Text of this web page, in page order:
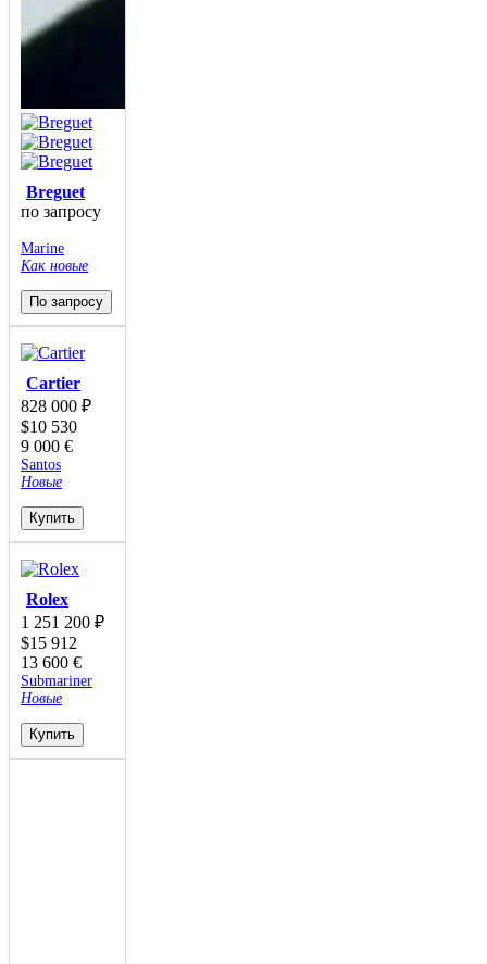
Breguet
по запросу
Marine
Как новые
По запросу
Cartier
828 000 ₽
$10 530
9 000 €
Santos
Новые
Купить
Rolex
1 251 200 ₽
$15 912
13 600 €
Submariner
Новые
Купить